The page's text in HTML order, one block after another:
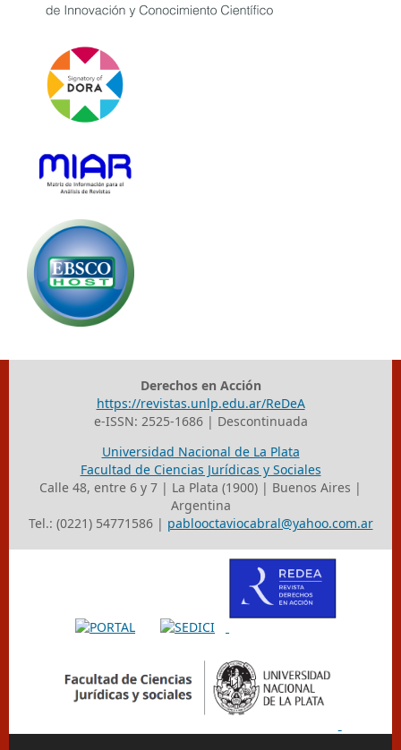
Derechos en Acción
https://revistas.unlp.edu.ar/ReDeA
e-ISSN: 2525-1686 | Descontinuada
Universidad Nacional de La Plata
Facultad de Ciencias Jurídicas y Sociales
Calle 48, entre 6 y 7 | La Plata (1900) | Buenos Aires |
Argentina
Tel.: (0221) 54771586 | pablooctaviocabral@yahoo.com.ar